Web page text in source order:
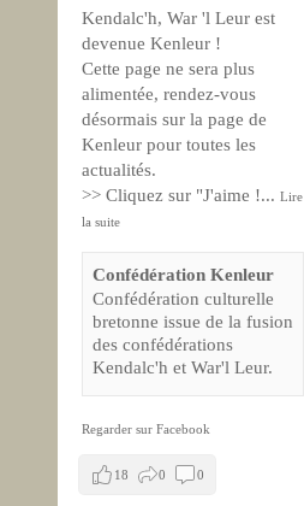
Kendalc'h, War 'l Leur est
devenue Kenleur !
Cette page ne sera plus
alimentée, rendez-vous
désormais sur la page de
Kenleur pour toutes les
actualités.
>> Cliquez sur "J'aime !... Lire
la suite
Confédération Kenleur
Confédération culturelle
bretonne issue de la fusion
des confédérations
Kendalc'h et War'l Leur.
Regarder sur Facebook
18 0 0